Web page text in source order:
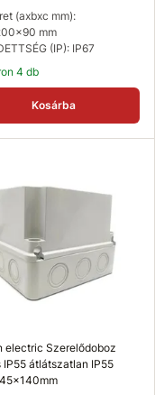
(axbxc mm):
mm
(IP): IP67
4 db
Kosárba
electric Szerelődoboz
IP55 átlátszatlan IP55